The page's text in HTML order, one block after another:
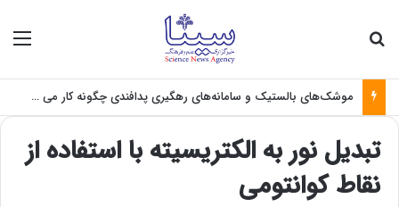
موشک‌های بالستیک و سامانه‌های رهگیری پدافندی چگونه کار می کنند؟
تبدیل نور به الکتریسیته با استفاده از
نقاط کوانتومی